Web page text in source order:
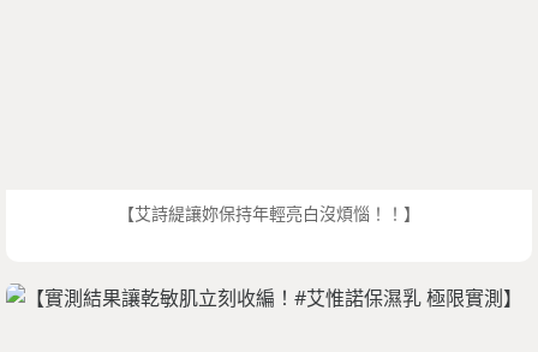
【艾詩緹讓妳保持年輕亮白沒煩惱！！】